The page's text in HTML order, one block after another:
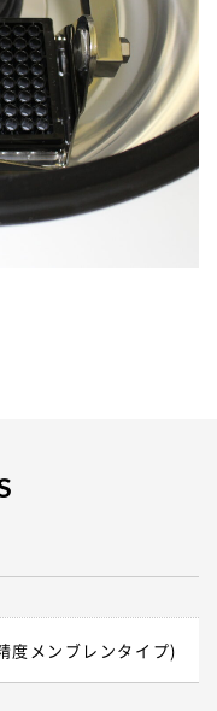
度メンブレンタイプ)